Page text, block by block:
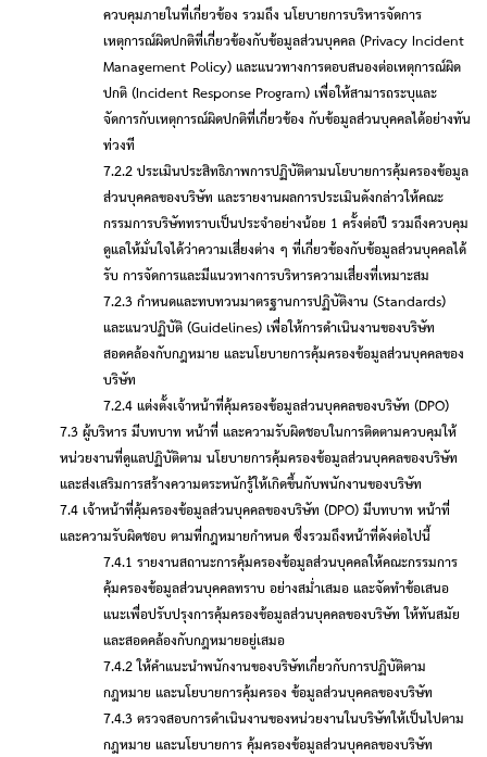
ควบคุมภายในที่เกี่ยวข้อง รวมถึง นโยบายการบริหารจัดการ
เหตุการณ์ผิดปกติที่เกี่ยวข้องกับข้อมูลส่วนบุคคล (Privacy Incident
Management Policy)และแนวทางการตอบสนองต่อเหตุการณ์ผิด
ปกติ (Incident Response Program)เพื่อให้สามารถระบุและ
จัดการกับเหตุการณ์ผิดปกติที่เกี่ยวข้อง กับข้อมูลส่วนบุคคลได้อย่างทัน
ท่วงที
7.2.2 ประเมินประสิทธิภาพการปฏิบัติตามนโยบายการคุ้มครองข้อมูล
ส่วนบุคคลของบริษัท และรายงานผลการประเมินดังกล่าวให้คณะ
กรรมการบริษัททราบเป็นประจําอย่างน้อย 1 ครั้งต่อปี รวมถึงควบคุม
ดูแลให้มั่นใจได้ว่าความเสี่ยงต่าง ๆ ที่เกี่ยวข้องกับข้อมูลส่วนบุคคลได้
รับ การจัดการและมีแนวทางการบริหารความเสี่ยงที่เหมาะสม
7.2.3 กําหนดและทบทวนมาตรฐานการปฏิบัติงาน (Standards)
และแนวปฏิบัติ (Guidelines)เพื่อให้การดําเนินงานของบริษัท
สอดคล้องกับกฎหมาย และนโยบายการคุ้มครองข้อมูลส่วนบุคคลของ
บริษัท
7.2.4 แต่งตั้งเจ้าหน้าที่คุ้มครองข้อมูลส่วนบุคคลของบริษัท (DPO)
7.3 ผู้บริหาร มีบทบาท หน้าที่ และความรับผิดชอบในการติดตามควบคุมให้
หน่วยงานที่ดูแลปฏิบัติตาม นโยบายการคุ้มครองข้อมูลส่วนบุคคลของบริษัท
และส่งเสริมการสร้างความตระหนักรู้ให้เกิดขึ้นกับพนักงานของบริษัท
7.4 เจ้าหน้าที่คุ้มครองข้อมูลส่วนบุคคลของบริษัท (DPO)มีบทบาท หน้าที่
และความรับผิดชอบ ตามที่กฎหมายกําหนด ซึ่งรวมถึงหน้าที่ดังต่อไปนี้
7.4.1 รายงานสถานะการคุ้มครองข้อมูลส่วนบุคคลให้คณะกรรมการ
คุ้มครองข้อมูลส่วนบุคคลทราบ อย่างสมํ่าเสมอ และจัดทําข้อเสนอ
แนะเพื่อปรับปรุงการคุ้มครองข้อมูลส่วนบุคคลของบริษัท ให้ทันสมัย
และสอดคล้องกับกฎหมายอยู่เสมอ
7.4.2 ให้คําแนะนําพนักงานของบริษัทเกี่ยวกับการปฏิบัติตาม
กฎหมาย และนโยบายการคุ้มครอง ข้อมูลส่วนบุคคลของบริษัท
7.4.3 ตรวจสอบการดําเนินงานของหน่วยงานในบริษัทให้เป็นไปตาม
กฎหมาย และนโยบายการ คุ้มครองข้อมูลส่วนบุคคลของบริษัท